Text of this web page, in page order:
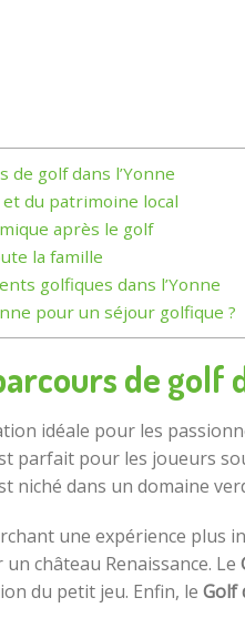
de golf dans l’Yonne
du patrimoine local
après le golf
la famille
golfiques dans l’Yonne
pour un séjour golfique ?
de golf
idéale pour les
parfait pour les joueurs
niché dans un domaine
une expérience plus
château Renaissance. Le
du petit jeu. Enfin, le Golf